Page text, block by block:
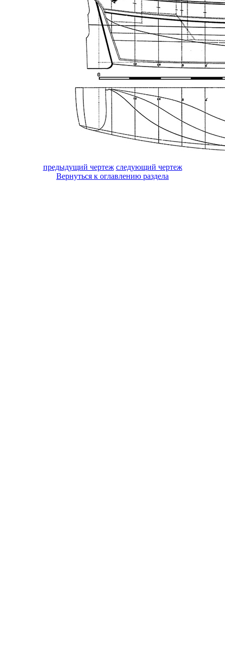
предыдущий чертеж следующий чертеж
Вернуться к оглавлению раздела